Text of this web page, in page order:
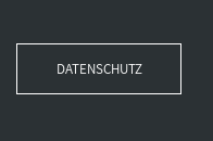
DATENSCHUTZ